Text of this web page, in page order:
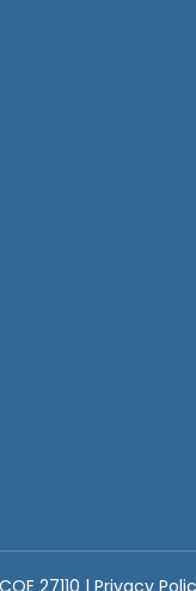
27110 | Privacy